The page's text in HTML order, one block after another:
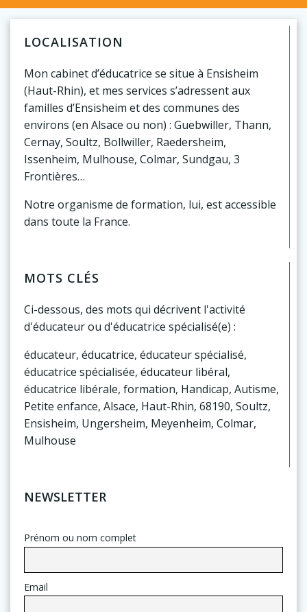
LOCALISATION
Mon cabinet d’éducatrice se situe à Ensisheim
(Haut-Rhin), et mes services s’adressent aux
familles d’Ensisheim et des communes des
environs (en Alsace ou non) : Guebwiller, Thann,
Cernay, Soultz, Bollwiller, Raedersheim,
Issenheim, Mulhouse, Colmar, Sundgau, 3
Frontières…
Notre organisme de formation, lui, est accessible
dans toute la France.
MOTS CLÉS
Ci-dessous, des mots qui décrivent l'activité
d'éducateur ou d'éducatrice spécialisé(e) :
éducateur, éducatrice, éducateur spécialisé,
éducatrice spécialisée, éducateur libéral,
éducatrice libérale, formation, Handicap, Autisme,
Petite enfance, Alsace, Haut-Rhin, 68190, Soultz,
Ensisheim, Ungersheim, Meyenheim, Colmar,
Mulhouse
NEWSLETTER
Prénom ou nom complet
Email